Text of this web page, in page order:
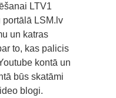
LTV1
LSM.lv
un katras
to, kas palicis
kontā un
būs skatāmi
blogi.